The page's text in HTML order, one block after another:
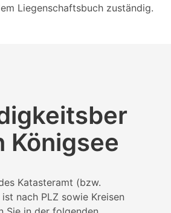
Liegenschaftsbuch zuständig.
Königsee
Katasteramt (bzw.
nach PLZ sowie Kreisen